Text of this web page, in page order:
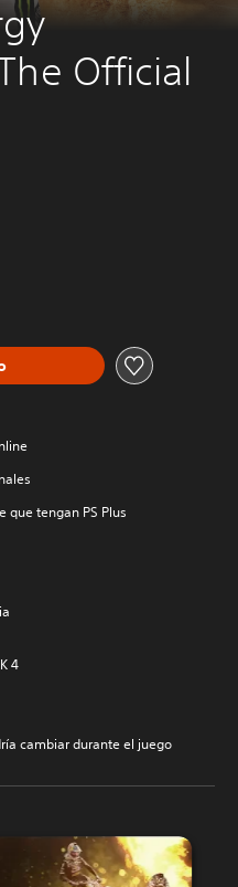
Official
que tengan PS Plus
4
cambiar durante el juego